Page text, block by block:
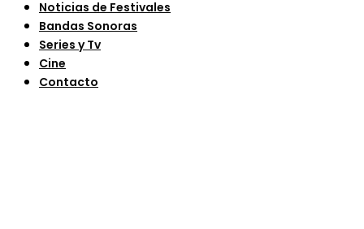
Noticias de Festivales
Bandas Sonoras
Series y Tv
Cine
Contacto